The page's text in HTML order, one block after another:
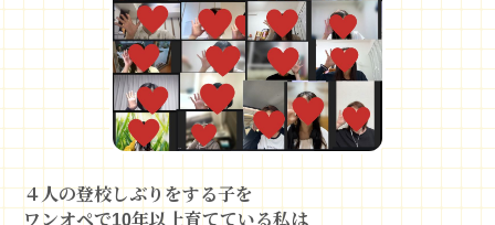
４人の登校しぶりをする子を
ワンオペで10年以上育てている私は